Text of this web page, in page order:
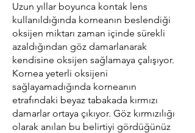
Uzun yıllar boyunca kontak lens
kullanıldığında korneanın beslendiği
oksijen miktarı zaman içinde sürekli
azaldığından göz damarlanarak
kendisine oksijen sağlamaya çalışıyor.
Kornea yeterli oksijeni
sağlayamadığında korneanın
etrafındaki beyaz tabakada kırmızı
damarlar ortaya çıkıyor. Göz kırmızılığı
olarak anılan bu belirtiyi gördüğünüz